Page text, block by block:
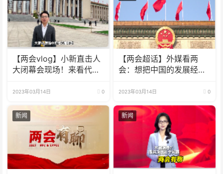
【两会vlog】小新直击人
大闭幕会现场！来看代表
2023年03月14日 0
【两会超话】外媒看两
会：想把中国的发展经验
2023年03月14日 0
新闻 新闻